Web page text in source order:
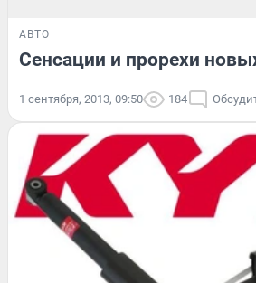
АВТО
Сенсации и прорехи
1 сентября, 2013, 09:50 184